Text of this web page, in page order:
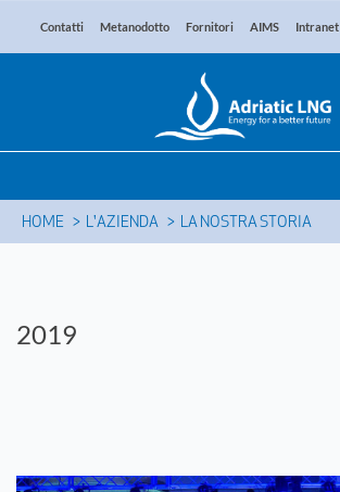
Contatti Metanodotto Fornitori AIMS Intranet
HOME L'AZIENDA LA NOSTRA STORIA
2019